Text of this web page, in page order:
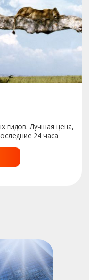
гидов. Лучшая цена,
24 часа